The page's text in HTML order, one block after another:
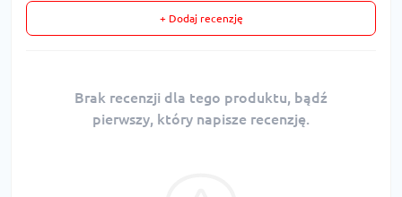
+ Dodaj recenzję
Brak recenzji dla tego produktu, bądź
pierwszy, który napisze recenzję.